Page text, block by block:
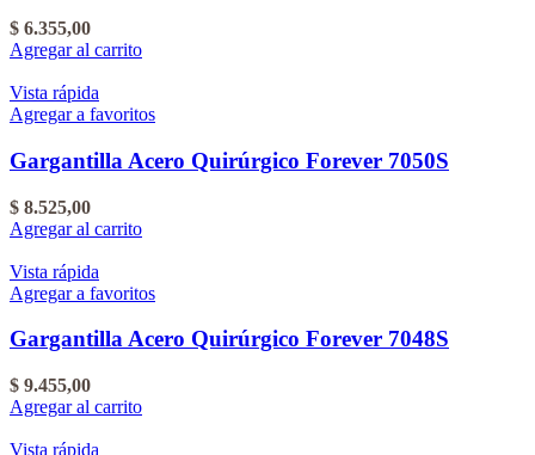
$ 6.355,00
Agregar al carrito
Vista rápida
Agregar a favoritos
Gargantilla Acero Quirúrgico Forever 7050S
$ 8.525,00
Agregar al carrito
Vista rápida
Agregar a favoritos
Gargantilla Acero Quirúrgico Forever 7048S
$ 9.455,00
Agregar al carrito
Vista rápida